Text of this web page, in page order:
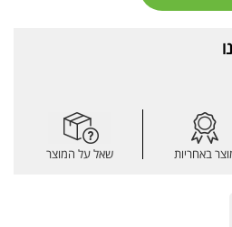
באחריות שאל על המוצר